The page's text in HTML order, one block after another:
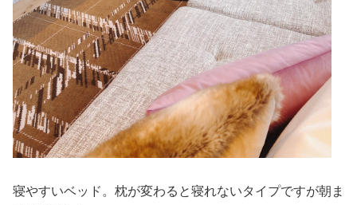
寝やすいベッド。枕が変わると寝れないタイプですが朝ま